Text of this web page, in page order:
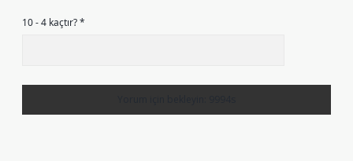
10 - 4 kaçtır?*